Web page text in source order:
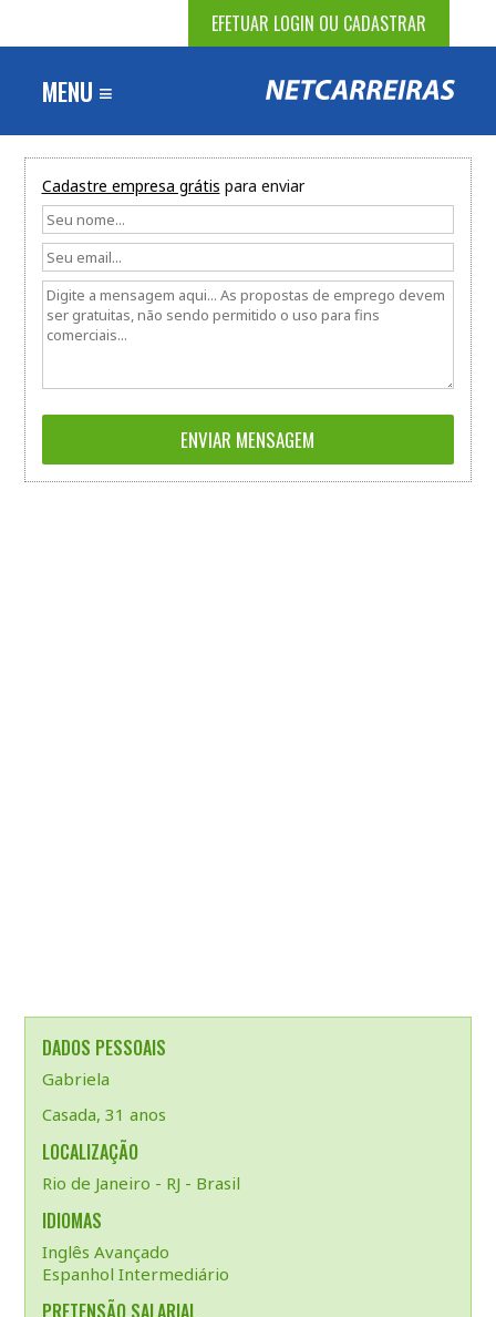
EFETUAR LOGIN OU CADASTRAR
MENU ≡
Cadastre empresa grátis para enviar
DADOS PESSOAIS
Gabriela
Casada, 31 anos
LOCALIZAÇÃO
Rio de Janeiro - RJ - Brasil
IDIOMAS
Inglês Avançado
Espanhol Intermediário
PRETENSÃO SALARIAL